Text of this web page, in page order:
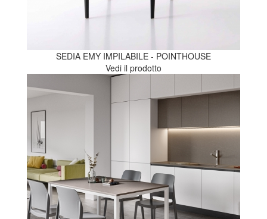
SEDIA EMY IMPILABILE - POINTHOUSE
Vedi il prodotto